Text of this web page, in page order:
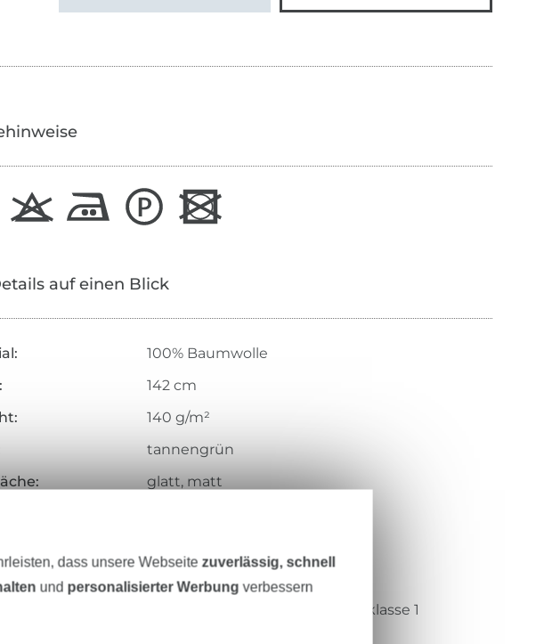
auf einen Blick
100% Baumwolle
142 cm
140 g/m²
tannengrün
glatt, matt
leicht, fest, strapazierfähig
Öko-Tex-Standard 100 Produktklasse 1
dass unsere Webseitezuverlässig, schnell
und personalisierter Werbung verbessern